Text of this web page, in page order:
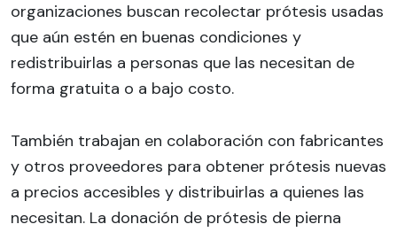
organizaciones buscan recolectar prótesis usadas
que aún estén en buenas condiciones y
redistribuirlas a personas que las necesitan de
forma gratuita o a bajo costo.
También trabajan en colaboración con fabricantes
y otros proveedores para obtener prótesis nuevas
a precios accesibles y distribuirlas a quienes las
necesitan. La donación de prótesis de pierna